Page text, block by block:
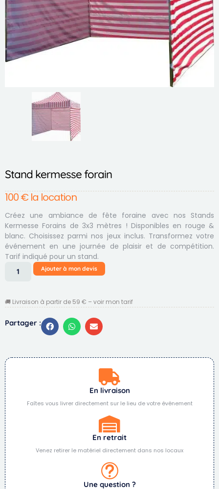
Stand kermesse forain
100€la location
Créez une ambiance de fête foraine avec nos Stands
Kermesse Forains de 3x3 mètres ! Disponibles en rouge &
blanc. Choisissez parmi nos jeux inclus. Transformez votre
événement en une journée de plaisir et de compétition.
Tarif indiqué pour un stand.
Ajouter à mon devis
🚚 Livraison à partir de 59 € – voir mon tarif
Partager :
En livraison
Faîtes vous livrer directement sur le lieu de votre événement
En retrait
Venez retirer le matériel directement dans nos locaux
Une question ?